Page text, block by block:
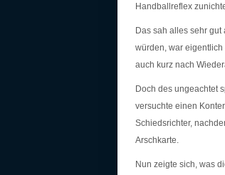
Handballreflex
Das sah alles sehr
würden, war
auch kurz nach
Doch des ungeachtet
versuchte einen
Schiedsrichter,
Arschkarte.
Nun zeigte sich, was